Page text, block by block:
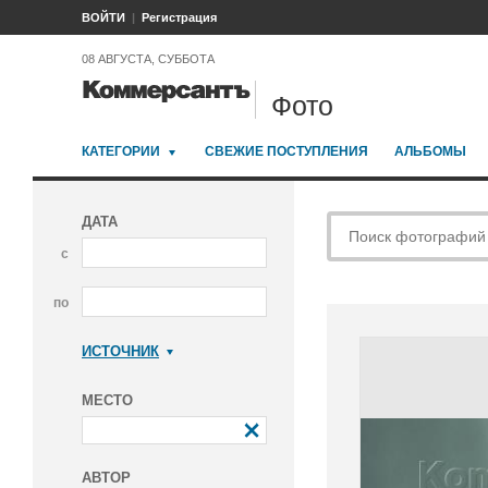
ВОЙТИ Регистрация
08 АВГУСТА, СУББОТА
Фото
КАТЕГОРИИ СВЕЖИЕ ПОСТУПЛЕНИЯ АЛЬБОМЫ
ДАТА
с
по
ИСТОЧНИК
МЕСТО
АВТОР